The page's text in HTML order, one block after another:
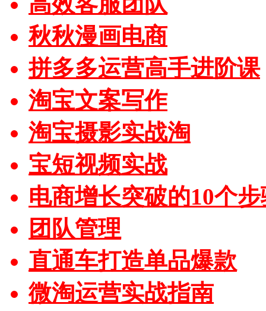
秋秋漫画电商
拼多多运营高手进阶课
淘宝文案写作
淘宝摄影实战淘
宝短视频实战
电商增长突破的10个
团队管理
直通车打造单品爆款
微淘运营实战指南